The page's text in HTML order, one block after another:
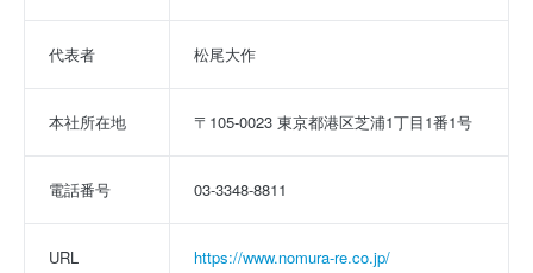
代表者 松尾大作
本社所在地 〒105-0023 東京都港区芝浦1丁目1番1号
電話番号 03-3348-8811
URL https://www.nomura-re.co.jp/